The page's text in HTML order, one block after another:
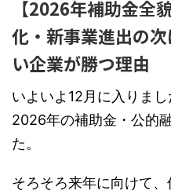
【2026年補助金全
化・新事業進出の
い企業が勝つ理由
いよいよ12月に入りまし
2026年の補助金・公的
た。
そろそろ来年に向けて